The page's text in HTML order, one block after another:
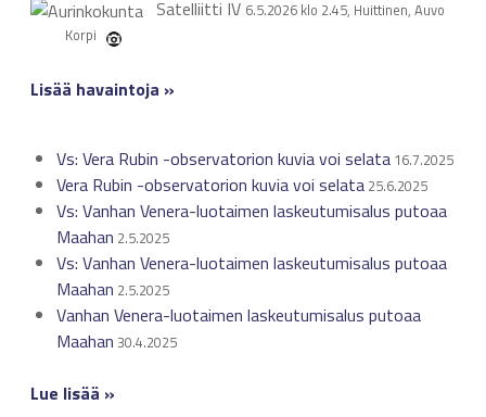
Satelliitti IV 6.5.2026 klo 2.45, Huittinen, Auvo
Korpi
Lisää havaintoja »
Vs: Vera Rubin -observatorion kuvia voi selata 16.7.2025
Vera Rubin -observatorion kuvia voi selata 25.6.2025
Vs: Vanhan Venera-luotaimen laskeutumisalus putoaa
Maahan 2.5.2025
Vs: Vanhan Venera-luotaimen laskeutumisalus putoaa
Maahan 2.5.2025
Vanhan Venera-luotaimen laskeutumisalus putoaa
Maahan 30.4.2025
Lue lisää »